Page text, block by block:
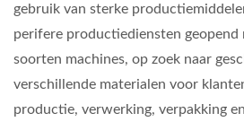
gebruik van sterke
perifere productiediensten geopend
soorten machines, op zoek naar
verschillende materialen voor
productie, verwerking, verpakking